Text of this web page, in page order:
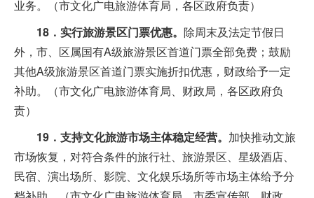
业务。（市文化广电旅游体育局，各区政府负责）
18．实行旅游景区门票优惠。 除周末及法定节假日
外，市、区属国有A级旅游景区首道门票全部免费；鼓励
其他A级旅游景区首道门票实施折扣优惠，财政给予一定
补助。（市文化广电旅游体育局、财政局，各区政府负
责）
19．支持文化旅游市场主体稳定经营。 加快推动文旅
市场恢复，对符合条件的旅行社、旅游景区、星级酒店、
民宿、演出场所、影院、文化娱乐场所等市场主体给予分